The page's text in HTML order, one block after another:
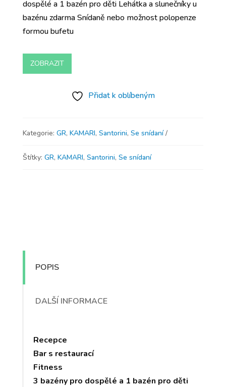
dospělé a 1 bazén pro děti Lehátka a slunečníky u
bazénu zdarma Snídaně nebo možnost polopenze
formou bufetu
ZOBRAZIT
Přidat k oblíbeným
Kategorie: GR, KAMARI, Santorini, Se snídaní
Štítky: GR, KAMARI, Santorini, Se snídaní
POPIS
DALŠÍ INFORMACE
Recepce
Bar s restaurací
Fitness
3 bazény pro dospělé a 1 bazén pro děti